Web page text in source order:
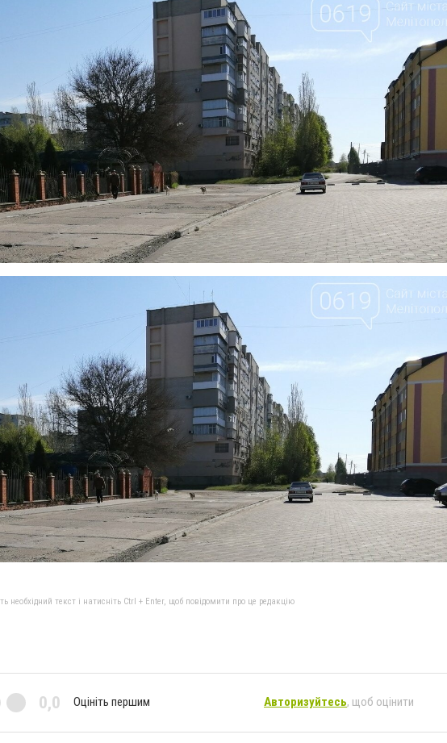
необхідний текст і натисніть Ctrl + Enter, щоб повідомити про це редакцію
0,0 Оцініть першим Авторизуйтесь, щоб оцінити